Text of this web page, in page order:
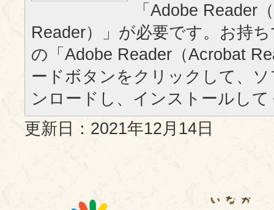
「Adobe Reader
Reader）」が必要です。お持
の「Adobe Reader（Acrobat
ードボタンをクリックして、
ンロードし、インストールし
更新日：2021年12月14日